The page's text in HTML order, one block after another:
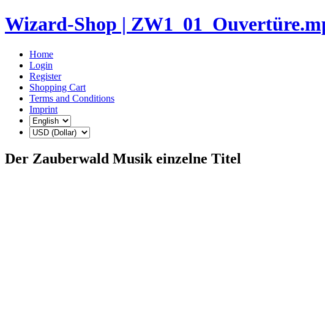
Wizard-Shop |
Home
Login
Register
Shopping Cart
Terms and Conditions
Imprint
Der Zauberwald Musik einzelne Titel